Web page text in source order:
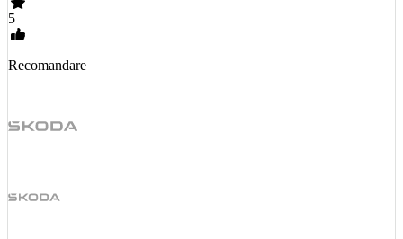
5
Recomandare